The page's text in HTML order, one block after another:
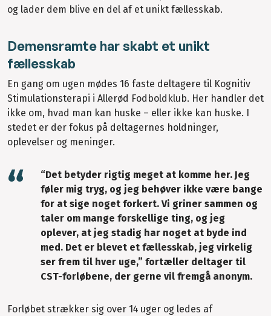
og lader dem blive en del af et unikt fællesskab.
Demensramte har skabt et unikt
fællesskab
En gang om ugen mødes 16 faste deltagere til Kognitiv
Stimulationsterapi i Allerød Fodboldklub. Her handler det
ikke om, hvad man kan huske – eller ikke kan huske. I
stedet er der fokus på deltagernes holdninger,
oplevelser og meninger.
“Det betyder rigtig meget at komme her. Jeg
føler mig tryg, og jeg behøver ikke være bange
for at sige noget forkert. Vi griner sammen og
taler om mange forskellige ting, og jeg
oplever, at jeg stadig har noget at byde ind
med. Det er blevet et fællesskab, jeg virkelig
ser frem til hver uge,” fortæller deltager til
CST-forløbene, der gerne vil fremgå anonym.
Forløbet strækker sig over 14 uger og ledes af